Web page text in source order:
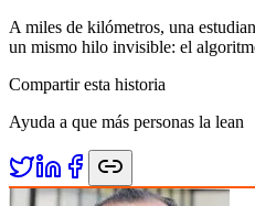
A miles de kilómetros, una
un mismo hilo invisible: el
Compartir esta historia
Ayuda a que más personas la lean